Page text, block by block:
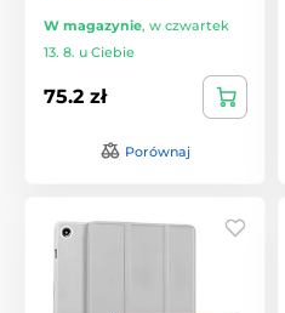
W magazynie, w czwartek
13. 8. u Ciebie
75.2 zł
Porównaj